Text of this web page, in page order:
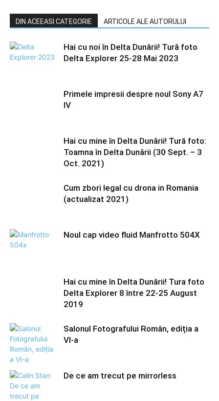
DIN ACEEASI CATEGORIE ARTICOLE ALE AUTORULUI
Hai cu noi în Delta Dunării! Tură foto
Delta Explorer 25-28 Mai 2023
Primele impresii despre noul Sony A7
IV
Hai cu mine în Delta Dunării! Tură foto:
Toamna în Delta Dunării (30 Sept. – 3
Oct. 2021)
Cum zbori legal cu drona in Romania
(actualizat 2021)
Noul cap video fluid Manfrotto 504X
Hai cu mine în Delta Dunării! Tura foto
Delta Explorer 8 între 22-25 August
2019
Salonul Fotografului Român, ediția a
VI-a
De ce am trecut pe mirrorless